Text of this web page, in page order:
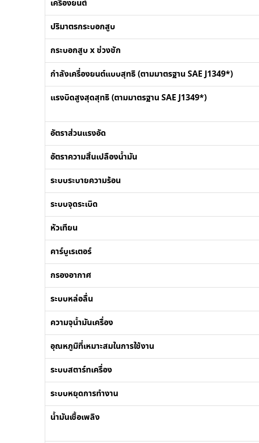
เครื่องยนต์
ปริมาตรกระบอกสูบ
กระบอกสูบ x ช่วงชัก
กำลังเครื่องยนต์แบบสุทธิ (ตามมาตรฐาน SAE J1349*)
แรงบิดสูงสุดสุทธิ (ตามมาตรฐาน SAE J1349*)
อัตราส่วนแรงอัด
อัตราความสิ้นเปลืองน้ำมัน
ระบบระบายความร้อน
ระบบจุดระเบิด
หัวเทียน
คาร์บูเรเตอร์
กรองอากาศ
ระบบหล่อลื่น
ความจุน้ำมันเครื่อง
อุณหภูมิที่เหมาะสมในการใช้งาน
ระบบสตาร์ทเครื่อง
ระบบหยุดการทำงาน
น้ำมันเชื้อเพลิง